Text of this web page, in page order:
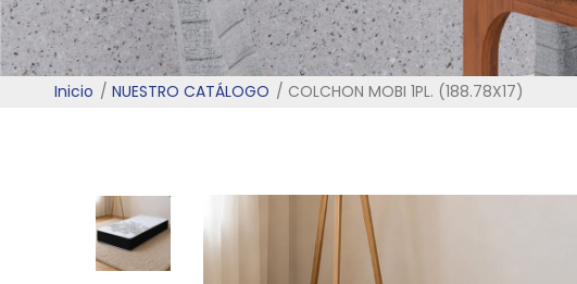
Inicio NUESTRO CATÁLOGO COLCHON MOBI 1PL. (188.78X17)